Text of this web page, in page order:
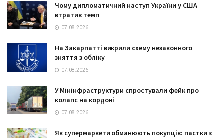
Чому дипломатичний наступ України у США
втратив темп
07.08.2026
На Закарпатті викрили схему незаконного
зняття з обліку
07.08.2026
У Мінінфраструктури спростували фейк про
колапс на кордоні
07.08.2026
Як супермаркети обманюють покупців: пастки з